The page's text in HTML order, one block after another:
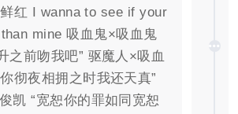
红 I wanna to see if your
mine 吸血鬼×吸血鬼
之前吻我吧” 驱魔人×吸血
彻夜相拥之时我还天真”
凯 “宽恕你的罪如同宽恕